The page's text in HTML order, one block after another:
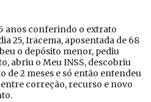
anos conferindo o extrato
25, Iracema, aposentada de 68
o depósito menor, pediu
abriu o Meu INSS, descobriu
de 2 meses e só então entendeu
correção, recurso e novo